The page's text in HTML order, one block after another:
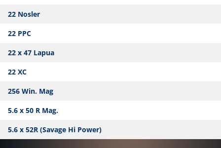
22 Nosler
22 PPC
22 x 47 Lapua
22 XC
256 Win. Mag
5.6 x 50 R Mag.
5.6 x 52R (Savage Hi Power)